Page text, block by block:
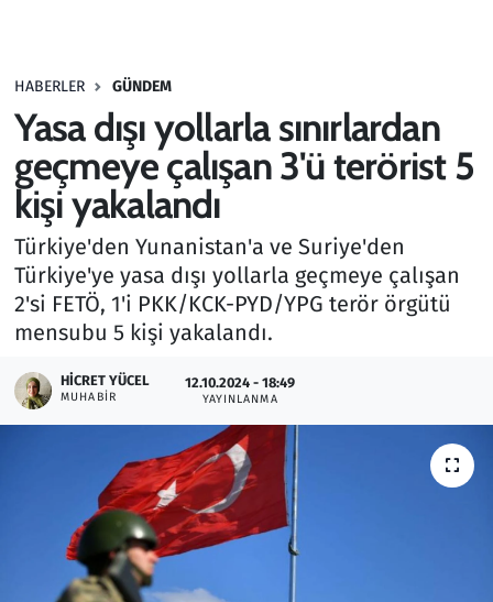
HABERLER GÜNDEM
Yasa dışı yollarla sınırlardan
geçmeye çalışan 3'ü terörist 5
kişi yakalandı
Türkiye'den Yunanistan'a ve Suriye'den
Türkiye'ye yasa dışı yollarla geçmeye çalışan
2'si FETÖ, 1'i PKK/KCK-PYD/YPG terör örgütü
mensubu 5 kişi yakalandı.
HICRET YÜCEL
MUHABIR
12.10.2024 - 18:49
YAYINLANMA
Haber
Kültür Sanat
Kurumsal Haberler
Lezzet Durağı
Memur ve Kamu
Otomobil
Oyun
Ramazan
Resmi İlanlar